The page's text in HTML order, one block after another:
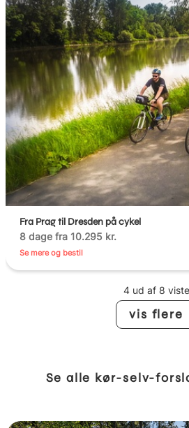
Fra Prag til Dresden på cykel
8 dage fra 10.295 kr.
Se mere og bestil
4 ud af 8 viste
vis flere
Se alle kør-selv-